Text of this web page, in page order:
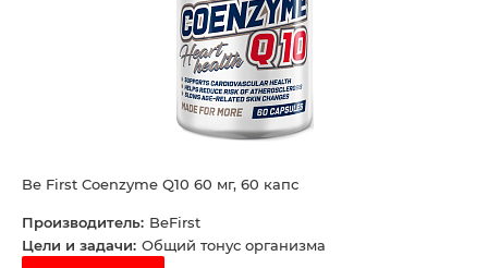
Be First Coenzyme Q10 60 мг, 60 капс
Производитель: BeFirst
Цели и задачи: Общий тонус организма